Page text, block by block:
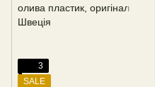
3
SALE